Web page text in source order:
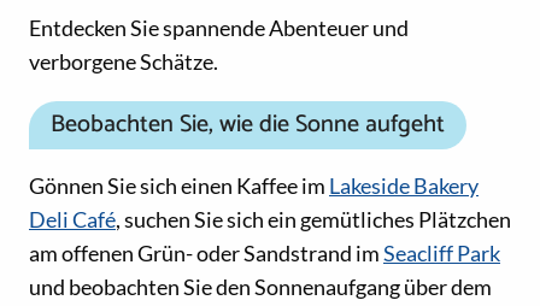
Entdecken Sie spannende Abenteuer und
verborgene Schätze.
Beobachten Sie, wie die Sonne aufgeht
Gönnen Sie sich einen Kaffee im Lakeside Bakery
Deli Café, suchen Sie sich ein gemütliches Plätzchen
am offenen Grün- oder Sandstrand imSeacliff Park
und beobachten Sie den Sonnenaufgang über dem